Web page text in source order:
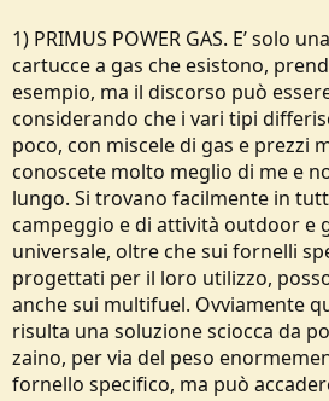
1) PRIMUS POWER GAS. E’ solo
cartucce a gas che esistono,
esempio, ma il discorso può
considerando che i vari tipi
poco, con miscele di gas e prezzi
conoscete molto meglio di me e
lungo. Si trovano facilmente in
campeggio e di attività outdoor e
universale, oltre che sui fornelli
progettati per il loro utilizzo,
anche sui multifuel. Ovviamente
risulta una soluzione sciocca da
zaino, per via del peso
fornello specifico, ma può